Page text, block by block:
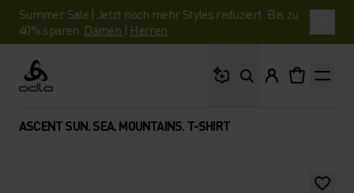
Summer Sale | Jetzt noch mehr Styles reduziert. Bis zu
40% sparen. Damen | Herren
Odlo
ASCENT SUN. SEA. MOUNTAINS. T-SHIRT